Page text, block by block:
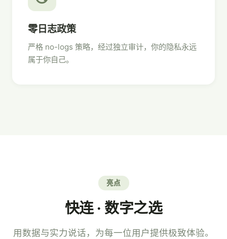
零日志政策
严格 no-logs 策略，经过独立审计，你的隐私永远
属于你自己。
亮点
快连 · 数字之选
用数据与实力说话，为每一位用户提供极致体验。